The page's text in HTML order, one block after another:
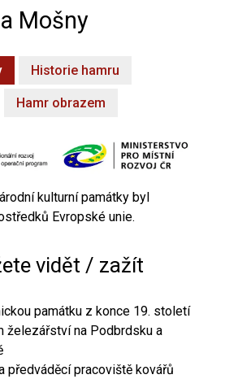
Mošny
Historie hamru
Hamr obrazem
kulturní památky byl
Evropské unie.
vidět / zažít
památku z konce 19. století
železářství na Podbrdsku a
předváděcí pracoviště kovářů